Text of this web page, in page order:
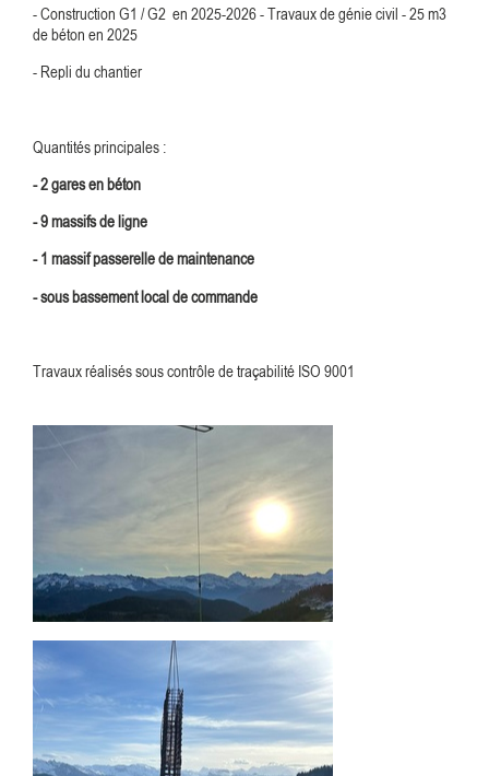
- Construction G1 / G2 en 2025-2026- Travaux de génie civil - 25 m3
de béton en 2025
- Repli du chantier
Quantités principales :
- 2 gares en béton
- 9 massifs de ligne
- 1 massif passerelle de maintenance
- sous bassement local de commande
Travaux réalisés sous contrôle de traçabilité ISO 9001